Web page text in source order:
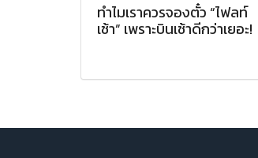
ทำไมเราควรจองตั๋ว “ไฟลท์
เช้า” เพราะบินเช้าดีกว่าเยอะ!